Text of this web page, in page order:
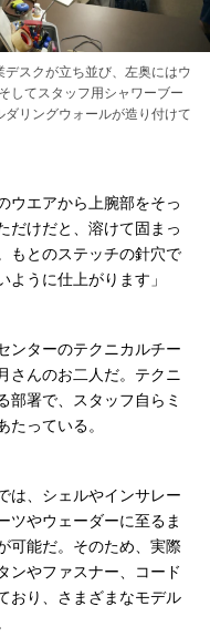
スクが立ち並び、左奥にはウ
してスタッフ用シャワーブー
リングウォールが造り付けて
ウエアから上腕部をそっ
だけだと、溶けて固まっ
もとのステッチの針穴で
うに仕上がります」
ンターのテクニカルチー
さんのお二人だ。テクニ
部署で、スタッフ自らミ
っている。
は、シェルやインサレー
ツやウェーダーに至るま
可能だ。そのため、実際
ンやファスナー、コード
おり、さまざまなモデル